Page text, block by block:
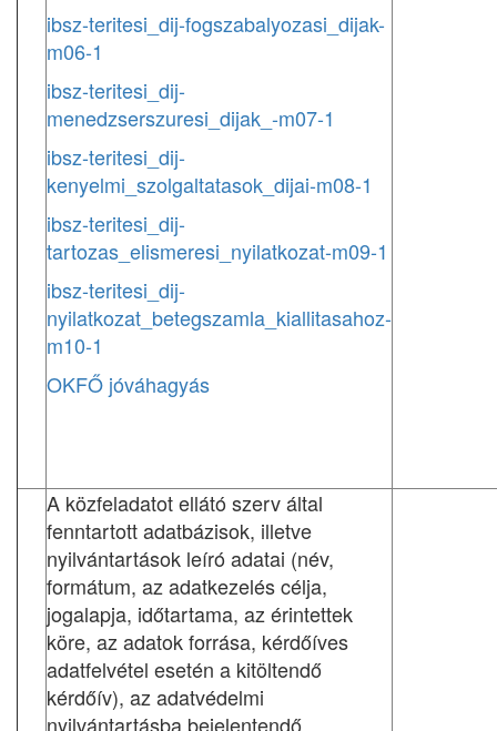
ibsz-teritesi_dij-fogszabalyozasi_dijak-
m06-1
ibsz-teritesi_dij-
menedzserszuresi_dijak_-m07-1
ibsz-teritesi_dij-
kenyelmi_szolgaltatasok_dijai-m08-1
ibsz-teritesi_dij-
tartozas_elismeresi_nyilatkozat-m09-1
ibsz-teritesi_dij-
nyilatkozat_betegszamla_kiallitasahoz-
m10-1
OKFŐ jóváhagyás
A közfeladatot ellátó szerv által
fenntartott adatbázisok, illetve
nyilvántartások leíró adatai (név,
formátum, az adatkezelés célja,
jogalapja, időtartama, az érintettek
köre, az adatok forrása, kérdőíves
adatfelvétel esetén a kitöltendő
kérdőív), az adatvédelmi
nyilvántartásba bejelentendő